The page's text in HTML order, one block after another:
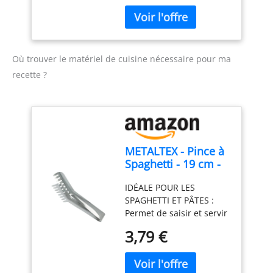
transformé au Pays
Basque selon un savoir-
faire traditionnel. 100 %
origine France : Récolté à
maturité, séché
richesse aromatique.
Polyvalent en cuisine :
Parfait pour assaisonner
viandes, poissons,
légumes, œufs, sauces,
marinades, grillades et
spécialités basques.
Où trouver le matériel de cuisine nécessaire pour ma
recette ?
METALTEX - Pince à
Spaghetti - 19 cm -
Dentée - Acier
Inoxydable
IDÉALE POUR LES
SPAGHETTI ET PÂTES :
Permet de saisir et servir
pâtes et nouilles avec
précision. 7 DENTS POUR
UNE MEILLEURE PRISE :
3,79 €